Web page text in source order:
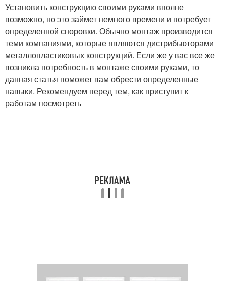
Установить конструкцию своими руками вполне
возможно, но это займет немного времени и потребует
определенной сноровки. Обычно монтаж производится
теми компаниями, которые являются дистрибьюторами
металлопластиковых конструкций. Если же у вас все же
возникла потребность в монтаже своими руками, то
данная статья поможет вам обрести определенные
навыки. Рекомендуем перед тем, как приступит к
работам посмотреть